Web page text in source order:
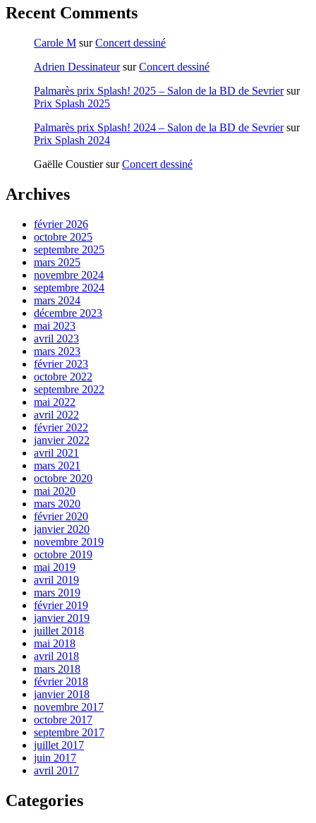
Recent Comments
Carole M surConcert dessiné
Adrien DessinateursurConcert dessiné
Palmarès prix Splash! 2025 – Salon de la BD de Sevriersur
Prix Splash 2025
Palmarès prix Splash! 2024 – Salon de la BD de Sevriersur
Prix Splash 2024
Gaëlle CoustiersurConcert dessiné
Archives
février 2026
octobre 2025
septembre 2025
mars 2025
novembre 2024
septembre 2024
mars 2024
décembre 2023
mai 2023
avril 2023
mars 2023
février 2023
octobre 2022
septembre 2022
mai 2022
avril 2022
février 2022
janvier 2022
avril 2021
mars 2021
octobre 2020
mai 2020
mars 2020
février 2020
janvier 2020
novembre 2019
octobre 2019
mai 2019
avril 2019
mars 2019
février 2019
janvier 2019
juillet 2018
mai 2018
avril 2018
mars 2018
février 2018
janvier 2018
novembre 2017
octobre 2017
septembre 2017
juillet 2017
juin 2017
avril 2017
Categories